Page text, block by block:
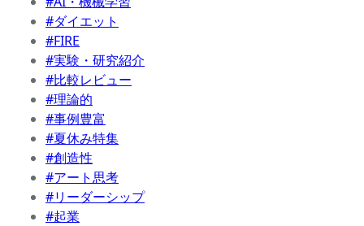
#ダイエット
#FIRE
#実験・研究紹介
#比較レビュー
#理論的
#事例豊富
#夏休み特集
#創造性
#アート思考
#リーダーシップ
#起業